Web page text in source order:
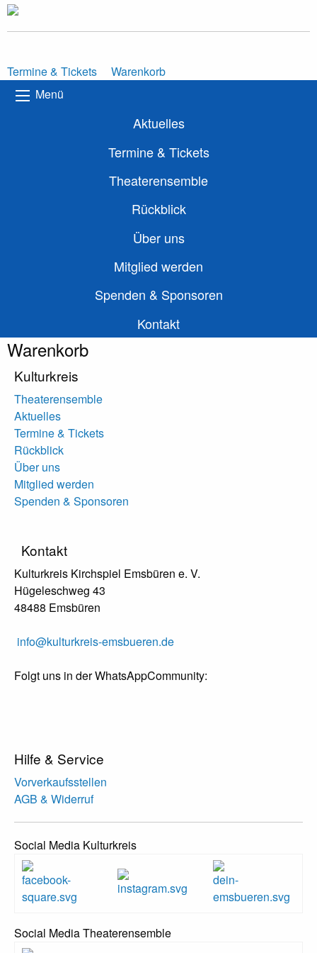
Termine & Tickets
Warenkorb
Menü
Aktuelles
Termine & Tickets
Theaterensemble
Rückblick
Über uns
Mitglied werden
Spenden & Sponsoren
Kontakt
Warenkorb
Kulturkreis
Theaterensemble
Aktuelles
Termine & Tickets
Rückblick
Über uns
Mitglied werden
Spenden & Sponsoren
Kontakt
Kulturkreis Kirchspiel Emsbüren e. V.
Hügeleschweg 43
48488 Emsbüren
info@kulturkreis-emsbueren.de
Folgt uns in der WhatsAppCommunity:
Hilfe & Service
Vorverkaufsstellen
AGB & Widerruf
Social Media Kulturkreis
Social Media Theaterensemble